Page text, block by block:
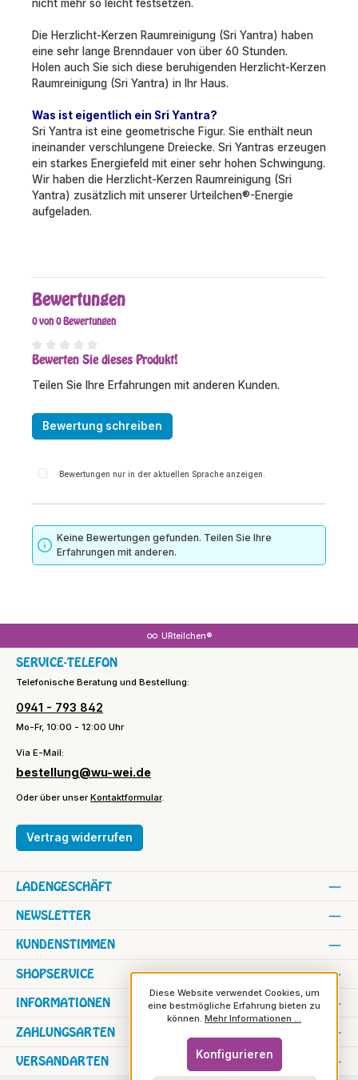
nicht mehr so leicht festsetzen.
Die Herzlicht-Kerzen Raumreinigung (Sri Yantra) haben
eine sehr lange Brenndauer von über 60 Stunden.
Holen auch Sie sich diese beruhigenden Herzlicht-Kerzen
Raumreinigung (Sri Yantra) in Ihr Haus.
Was ist eigentlich ein Sri Yantra?
Sri Yantra ist eine geometrische Figur. Sie enthält neun
ineinander verschlungene Dreiecke. Sri Yantras erzeugen
ein starkes Energiefeld mit einer sehr hohen Schwingung.
Wir haben die Herzlicht-Kerzen Raumreinigung (Sri
Yantra) zusätzlich mit unserer Urteilchen®-Energie
aufgeladen.
Bewertungen
0 von 0 Bewertungen
Durchschnittliche Bewertung von 0 von 5 Sternen
Bewerten Sie dieses Produkt!
Teilen Sie Ihre Erfahrungen mit anderen Kunden.
Bewertung schreiben
Bewertungen nur in der aktuellen Sprache anzeigen.
Keine Bewertungen gefunden. Teilen Sie Ihre
Erfahrungen mit anderen.
URteilchen®
SERVICE-TELEFON
Telefonische Beratung und Bestellung:
0941 - 793 842
Mo-Fr, 10:00 - 12:00 Uhr
Via E-Mail:
bestellung@wu-wei.de
Oder über unserKontaktformular.
Vertrag widerrufen
SHOPSERVICE
INFORMATIONEN
NEWSLETTER
KUNDENSTIMMEN
LADENGESCHÄFT
ZAHLUNGSARTEN
VERSANDARTEN
Diese Website verwendet Cookies, um
eine bestmögliche Erfahrung bieten zu
können. Mehr Informationen ...
Konfigurieren